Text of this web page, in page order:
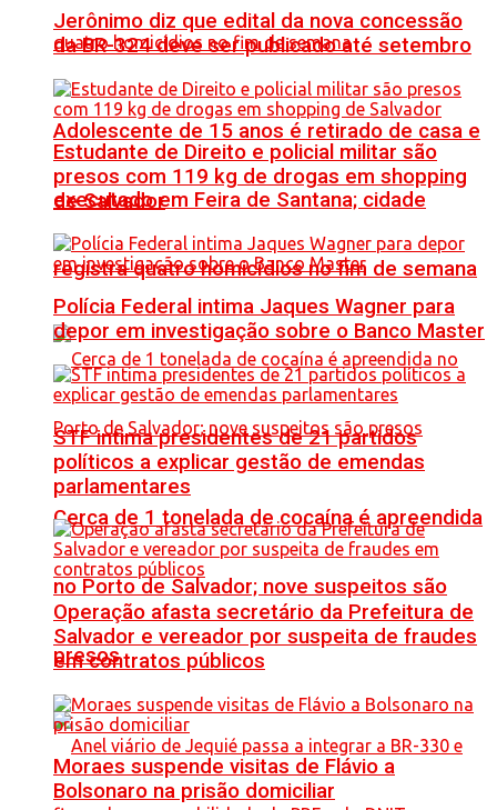
Adolescente de 15 anos é retirado de casa e
executado em Feira de Santana; cidade
registra quatro homicídios no fim de semana
Cerca de 1 tonelada de cocaína é apreendida
no Porto de Salvador; nove suspeitos são
presos
Jerônimo diz que edital da nova concessão
da BR-324 deve ser publicado até setembro
Estudante de Direito e policial militar são
presos com 119 kg de drogas em shopping
de Salvador
Polícia Federal intima Jaques Wagner para
depor em investigação sobre o Banco Master
STF intima presidentes de 21 partidos
políticos a explicar gestão de emendas
parlamentares
Operação afasta secretário da Prefeitura de
Salvador e vereador por suspeita de fraudes
em contratos públicos
Moraes suspende visitas de Flávio a
Bolsonaro na prisão domiciliar